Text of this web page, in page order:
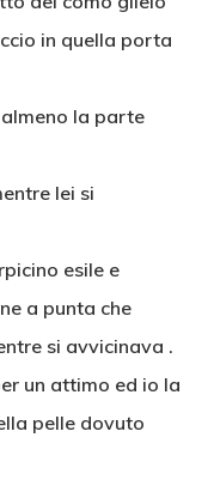
in quella porta
la parte
lei si
esile e
a punta che
si avvicinava .
un attimo ed io la
pelle dovuto